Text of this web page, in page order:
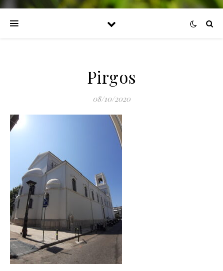
Pirgos
08/10/2020